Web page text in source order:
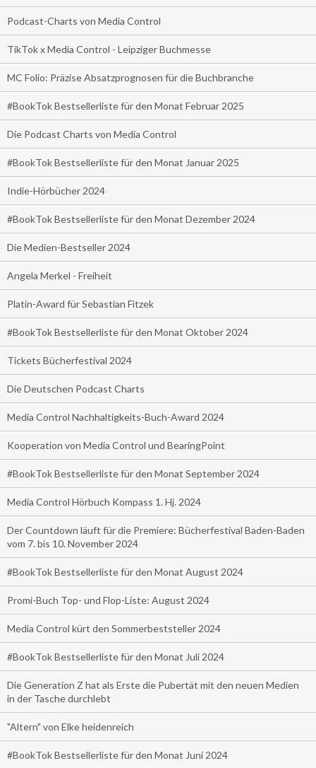
Podcast-Charts von Media Control
TikTok x Media Control - Leipziger Buchmesse
MC Folio: Präzise Absatzprognosen für die Buchbranche
#BookTok Bestsellerliste für den Monat Februar 2025
Die Podcast Charts von Media Control
#BookTok Bestsellerliste für den Monat Januar 2025
Indie-Hörbücher 2024
#BookTok Bestsellerliste für den Monat Dezember 2024
Die Medien-Bestseller 2024
Angela Merkel - Freiheit
Platin-Award für Sebastian Fitzek
#BookTok Bestsellerliste für den Monat Oktober 2024
Tickets Bücherfestival 2024
Die Deutschen Podcast Charts
Media Control Nachhaltigkeits-Buch-Award 2024
Kooperation von Media Control und BearingPoint
#BookTok Bestsellerliste für den Monat September 2024
Media Control Hörbuch Kompass 1. Hj. 2024
Der Countdown läuft für die Premiere: Bücherfestival Baden-Baden
vom 7. bis 10. November 2024
#BookTok Bestsellerliste für den Monat August 2024
Promi-Buch Top- und Flop-Liste: August 2024
Media Control kürt den Sommerbeststeller 2024
#BookTok Bestsellerliste für den Monat Juli 2024
Die Generation Z hat als Erste die Pubertät mit den neuen Medien
in der Tasche durchlebt
"Altern" von Elke heidenreich
#BookTok Bestsellerliste für den Monat Juni 2024